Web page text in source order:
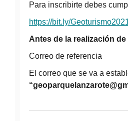
Para inscribirte debes
https://bit.ly/
Antes de la realización
Correo de referencia
El correo que se va a